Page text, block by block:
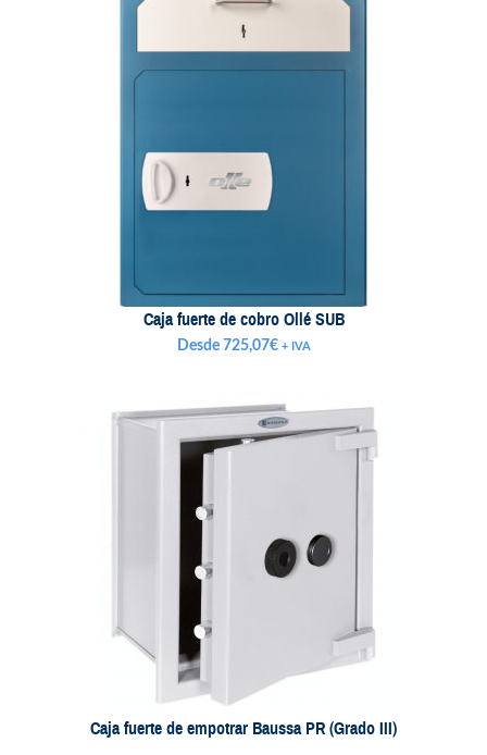
Caja fuerte de cobro Ollé SUB
Desde725,07€ + IVA
Caja fuerte de empotrar Baussa PR (Grado III)